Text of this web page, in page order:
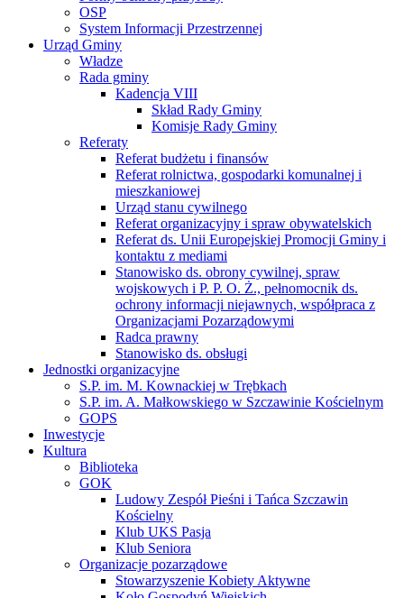
OSP
System Informacji Przestrzennej
Urząd Gminy
Władze
Rada gminy
Kadencja VIII
Skład Rady Gminy
Komisje Rady Gminy
Referaty
Referat budżetu i finansów
Referat rolnictwa, gospodarki komunalnej i
mieszkaniowej
Urząd stanu cywilnego
Referat organizacyjny i spraw obywatelskich
Referat ds. Unii Europejskiej Promocji Gminy i
kontaktu z mediami
Stanowisko ds. obrony cywilnej, spraw
wojskowych i P. P. O. Ż., pełnomocnik ds.
ochrony informacji niejawnych, współpraca z
Organizacjami Pozarządowymi
Radca prawny
Stanowisko ds. obsługi
Jednostki organizacyjne
S.P. im. M. Kownackiej w Trębkach
S.P. im. A. Małkowskiego w Szczawinie Kościelnym
GOPS
Inwestycje
Kultura
Biblioteka
GOK
Ludowy Zespół Pieśni i Tańca Szczawin
Kościelny
Klub UKS Pasja
Klub Seniora
Organizacje pozarządowe
Stowarzyszenie Kobiety Aktywne